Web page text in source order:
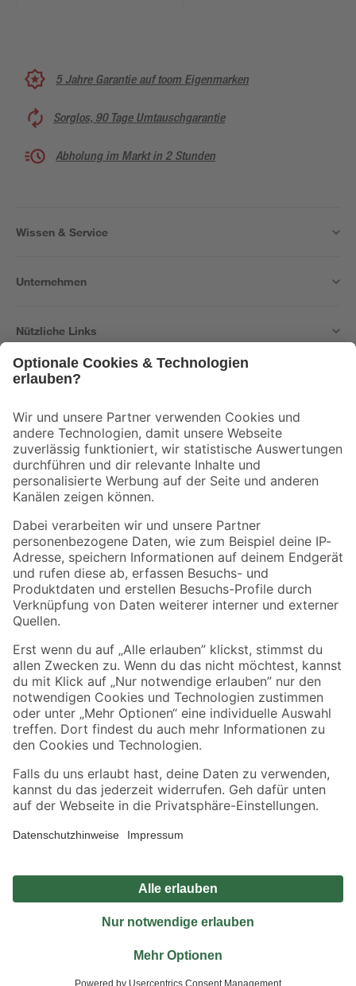
5 Jahre Garantie auf toom Eigenmarken
Sorglos, 90 Tage Umtauschgarantie
Abholung im Markt in 2 Stunden
Wissen & Service
Unternehmen
Nützliche Links
Der toom Newsletter: Keine Angebote und Aktionen mehr verpassen!
Zur Newsletter Anmeldung
Folge uns
Zahlungsarten Versandarten
Sicher einkaufen
Jetzt die toom-App herunterladen
Alle Preisangaben in EUR inkl. gesetzl. MwSt.. Die dargestellten Angebote sind unter
Umständen nicht in allen Märkten verfügbar. Die angegebenen Verfügbarkeiten beziehen
Produkte nur solange der Vorrat reicht.
*Paketversand ab 59 € versandkostenfrei, gilt nicht für Artikel mit Speditionsversand, hier
Privatsphäre Impressum
Nutzungsbedingungen
Widerrufsrecht
Vertrag widerrufen
© 2026 toom Baumarkt GmbH